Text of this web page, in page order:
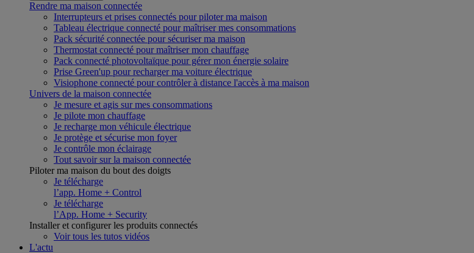
Rendre ma maison connectée
Interrupteurs et prises connectés pour piloter ma maison
Tableau électrique connecté pour maîtriser mes consommations
Pack sécurité connectée pour sécuriser ma maison
Thermostat connecté pour maîtriser mon chauffage
Pack connecté photovoltaïque pour gérer mon énergie solaire
Prise Green'up pour recharger ma voiture électrique
Visiophone connecté pour contrôler à distance l'accès à ma maison
Univers de la maison connectée
Je mesure et agis sur mes consommations
Je pilote mon chauffage
Je recharge mon véhicule électrique
Je protège et sécurise mon foyer
Je contrôle mon éclairage
Tout savoir sur la maison connectée
Piloter ma maison du bout des doigts
Je télécharge
l’app. Home + Control
Je télécharge
l’App. Home + Security
Installer et configurer les produits connectés
Voir tous les tutos vidéos
L'actu